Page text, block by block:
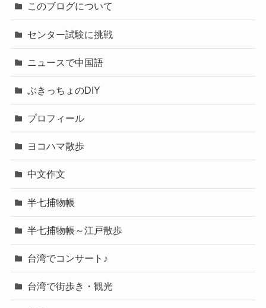
このブログについて
センター試験に挑戦
ニュースで中国語
ぶきっちょのDIY
プロフィール
ヨコハマ散歩
中文作文
半七捕物帳
半七捕物帳～江戸散歩
台湾でコンサート♪
台湾で街歩き・観光